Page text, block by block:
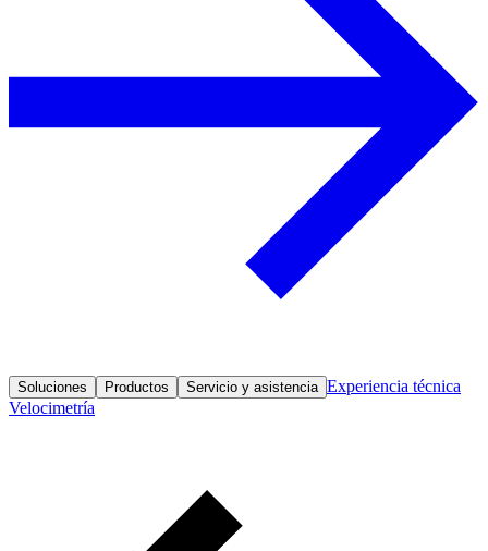
Soluciones Productos Servicio y asistencia Experiencia técnica
Velocimetría